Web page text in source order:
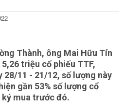
Thành, ông Mai Hữu Tín
triệu cổ phiếu TTF,
11 - 21/12, số lượng này
gần 53% số lượng cổ
mua trước đó.